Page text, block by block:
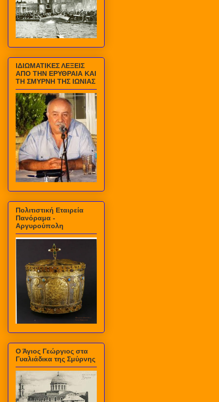
ΙΔΙΩΜΑΤΙΚΕΣ ΛΕΞΕΙΣ
ΑΠΟ ΤΗΝ ΕΡΥΘΡΑΙΑ ΚΑΙ
ΤΗ ΣΜΥΡΝΗ ΤΗΣ ΙΩΝΙΑΣ
Πολιτιστική Εταιρεία
Πανόραμα -
Αργυρούπολη
Ο Άγιος Γεώργιος στα
Γυαλιάδικα της Σμύρνης